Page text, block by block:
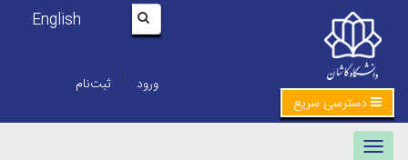
English
ورود | ثبت‌نام
دسترسی سریع
Toggle navigation